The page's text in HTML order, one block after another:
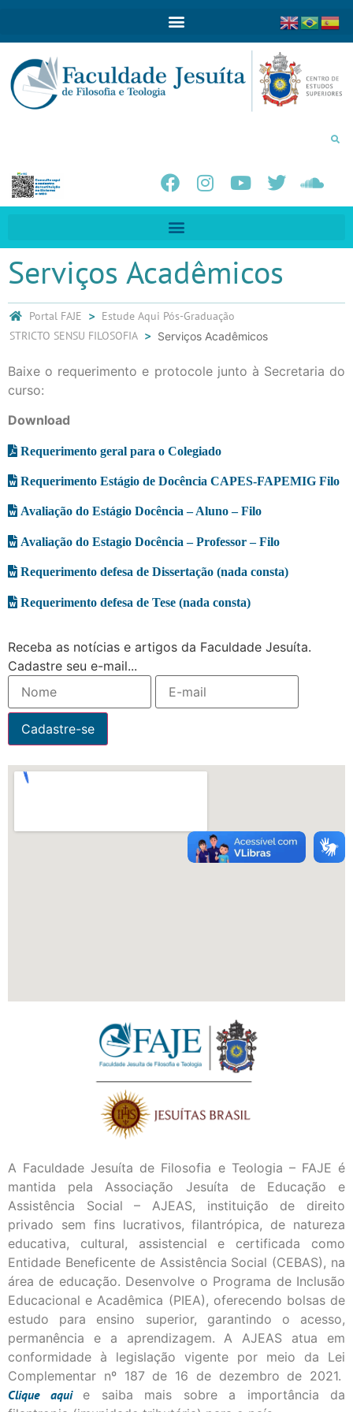
Serviços Acadêmicos
Portal FAJE Estude Aqui Pós-Graduação
STRICTO SENSU FILOSOFIA
Serviços Acadêmicos
Baixe o requerimento e protocole junto à Secretaria do
curso:
Download
Requerimento geral para o Colegiado
Requerimento Estágio de Docência CAPES-FAPEMIG Filo
Avaliação do Estágio Docência – Aluno – Filo
Avaliação do Estagio Docência – Professor – Filo
Requerimento defesa de Dissertação (nada consta)
Requerimento defesa de Tese (nada consta)
Receba as notícias e artigos da Faculdade Jesuíta.
Cadastre seu e-mail...
A Faculdade Jesuíta de Filosofia e Teologia – FAJE é
mantida pela Associação Jesuíta de Educação e
Assistência Social – AJEAS, instituição de direito
privado sem fins lucrativos, filantrópica, de natureza
educativa, cultural, assistencial e certificada como
Entidade Beneficente de Assistência Social (CEBAS), na
área de educação. Desenvolve o Programa de Inclusão
Educacional e Acadêmica (PIEA), oferecendo bolsas de
estudo para ensino superior, garantindo o acesso,
permanência e a aprendizagem. A AJEAS atua em
conformidade à legislação vigente por meio da Lei
Complementar nº 187 de 16 de dezembro de 2021.
Cliqueaqui
e saiba mais sobre a importância da